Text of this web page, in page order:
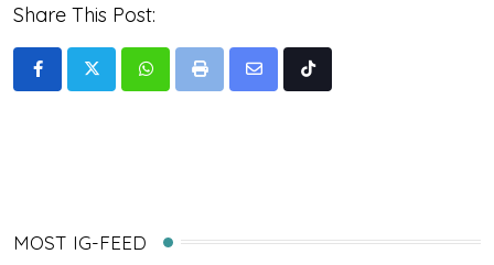
Share This Post:
WhatsappPrint
Share
Tiktok
MOST IG-FEED